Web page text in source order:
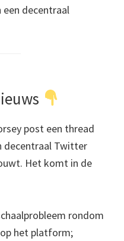
een decentraal
post een thread
decentraal Twitter
Het komt in de
rondom
op het platform;